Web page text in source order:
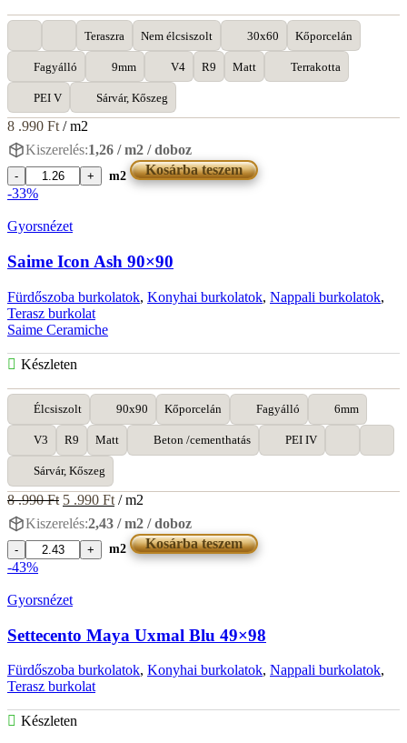
Teraszra Nem élcsiszolt 30x60 Kőporcelán
Fagyálló 9mm V4 R9 Matt Terrakotta
PEI V Sárvár, Kőszeg
8 .990 Ft / m2
Kiszerelés:1,26 / m2 / doboz
Saime
Cottoantico
30x60
m2
Kosárba teszem
-33%
Gyorsnézet
Saime Icon Ash 90×90
Fürdőszoba burkolatok, Konyhai burkolatok, Nappali burkolatok,
Terasz burkolat
Saime Ceramiche
Készleten
Élcsiszolt 90x90 Kőporcelán Fagyálló 6mm
V3 R9 Matt Beton /cementhatás PEI IV
Sárvár, Kőszeg
8 .990Ft Original
price
was:
8
.990 Ft.
5 .990 FtCurrent
price
is:
5
.990 Ft.
/ m2
Kiszerelés:2,43 / m2 / doboz
Saime
Icon
90x90
m2
Kosárba teszem
-43%
Gyorsnézet
Settecento Maya Uxmal Blu 49×98
Fürdőszoba burkolatok, Konyhai burkolatok, Nappali burkolatok,
Terasz burkolat
Készleten